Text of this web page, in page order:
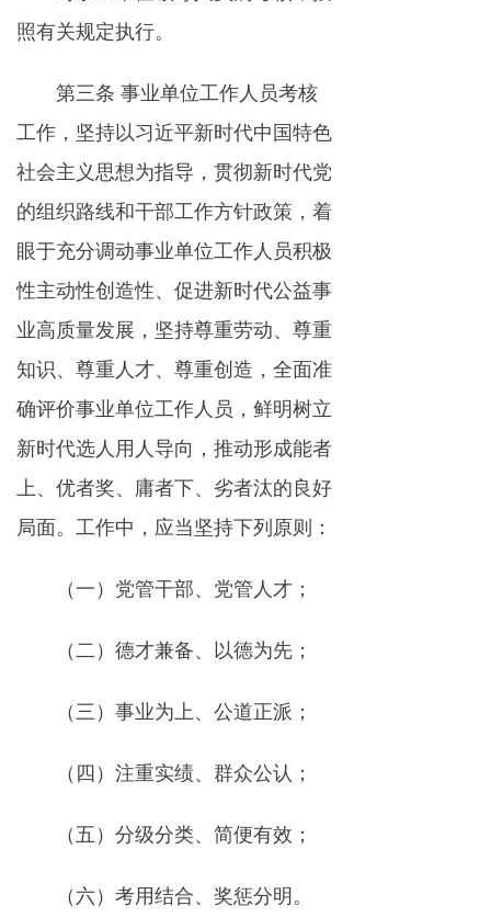
照有关规定执行。
第三条 事业单位工作人员考核
工作，坚持以习近平新时代中国特色
社会主义思想为指导，贯彻新时代党
的组织路线和干部工作方针政策，着
眼于充分调动事业单位工作人员积极
性主动性创造性、促进新时代公益事
业高质量发展，坚持尊重劳动、尊重
知识、尊重人才、尊重创造，全面准
确评价事业单位工作人员，鲜明树立
新时代选人用人导向，推动形成能者
上、优者奖、庸者下、劣者汰的良好
局面。工作中，应当坚持下列原则：
（一）党管干部、党管人才；
（二）德才兼备、以德为先；
（三）事业为上、公道正派；
（四）注重实绩、群众公认；
（五）分级分类、简便有效；
（六）考用结合、奖惩分明。